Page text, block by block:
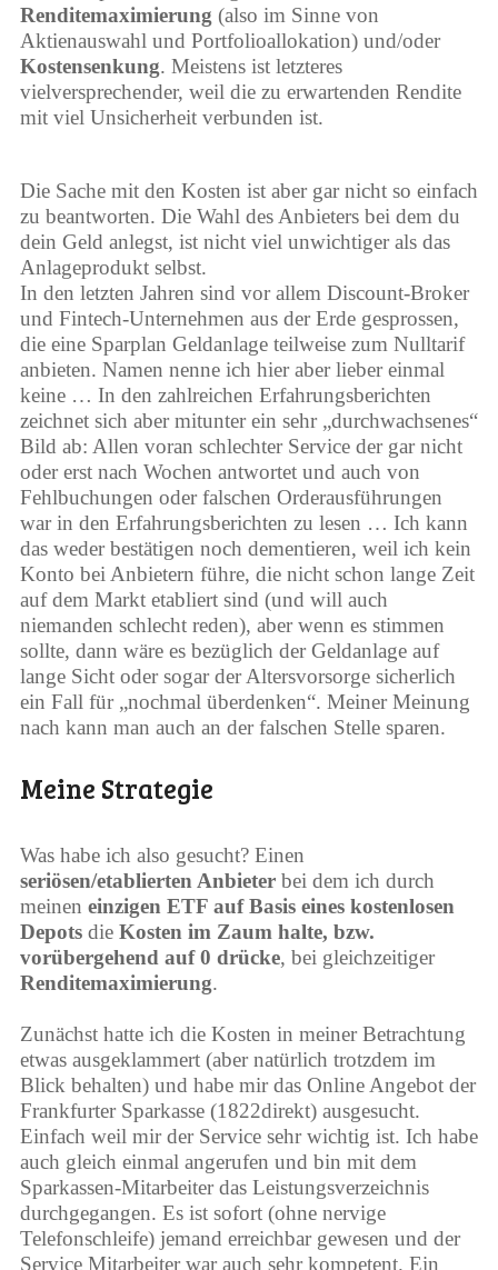
Renditemaximierung (also im Sinne von
Aktienauswahl und Portfolioallokation) und/oder
Kostensenkung. Meistens ist letzteres
vielversprechender, weil die zu erwartenden Rendite
mit viel Unsicherheit verbunden ist.
Die Sache mit den Kosten ist aber gar nicht so einfach
zu beantworten. Die Wahl des Anbieters bei dem du
dein Geld anlegst, ist nicht viel unwichtiger als das
Anlageprodukt selbst.
In den letzten Jahren sind vor allem Discount-Broker
und Fintech-Unternehmen aus der Erde gesprossen,
die eine Sparplan Geldanlage teilweise zum Nulltarif
anbieten. Namen nenne ich hier aber lieber einmal
keine … In den zahlreichen Erfahrungsberichten
zeichnet sich aber mitunter ein sehr „durchwachsenes“
Bild ab: Allen voran schlechter Service der gar nicht
oder erst nach Wochen antwortet und auch von
Fehlbuchungen oder falschen Orderausführungen
war in den Erfahrungsberichten zu lesen … Ich kann
das weder bestätigen noch dementieren, weil ich kein
Konto bei Anbietern führe, die nicht schon lange Zeit
auf dem Markt etabliert sind (und will auch
niemanden schlecht reden), aber wenn es stimmen
sollte, dann wäre es bezüglich der Geldanlage auf
lange Sicht oder sogar der Altersvorsorge sicherlich
ein Fall für „nochmal überdenken“. Meiner Meinung
nach kann man auch an der falschen Stelle sparen.
Meine Strategie
Was habe ich also gesucht? Einen
seriösen/etablierten Anbieter bei dem ich durch
meinen einzigen ETF auf Basis eines kostenlosen
Depots die Kosten im Zaum halte, bzw.
vorübergehend auf 0 drücke, bei gleichzeitiger
Renditemaximierung.
Zunächst hatte ich die Kosten in meiner Betrachtung
etwas ausgeklammert (aber natürlich trotzdem im
Blick behalten) und habe mir das Online Angebot der
Frankfurter Sparkasse (1822direkt) ausgesucht.
Einfach weil mir der Service sehr wichtig ist. Ich habe
auch gleich einmal angerufen und bin mit dem
Sparkassen-Mitarbeiter das Leistungsverzeichnis
durchgegangen. Es ist sofort (ohne nervige
Telefonschleife) jemand erreichbar gewesen und der
Service Mitarbeiter war auch sehr kompetent. Ein